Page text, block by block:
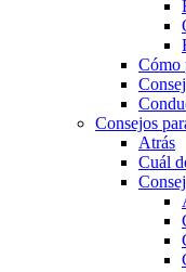
Cómo
Consejos
Atrás
Cuál